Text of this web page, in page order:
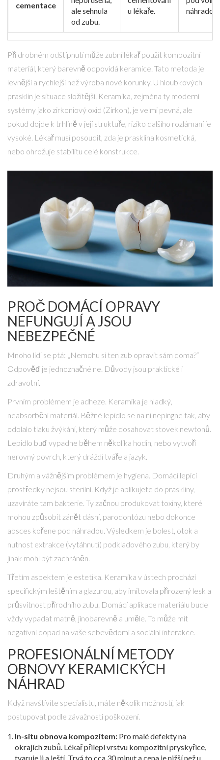
cementace
ale sehnula
od zubu.
u lékaře.
náhradou.
Při drobném odštípnutí může zubní lékařpoužít kompozitní
materiál, který barevně odpovídá keramice. Tato metoda je
levnější a rychlejší než výroba nové korunky. U hloubkových
prasklin je situace složitější. Keramika, zejména ty moderní
systémy jako zirkoniový oxid (Zirkon), je velmi pevná, ale
pokud dojde k trhlině v její struktuře, riziko dalšího rozlámaní je
vysoké. Lékař musí posoudit, zda je prasklina kosmetická,
nebo ohrožuje stabilitu celé konstrukce.
PROČ DOMÁCÍ OPRAVY
NEFUNGUJÍ A JSOU
NEBEZPEČNÉ
Mnoho lidí se ptá: „Nemohu si ten zub opravit sám doma?“
Odpověď je jednoznačné ne. Důvody jsou praktické i
zdravotní.
Prvním problémem je adheze. Keramika je hladký,
neabsorbční materiál. Běžné lepidlo se na ni nepingne tak, aby
odolalo tlaku žvýkání, který může dosahovat stovek newtonů.
Lepidlo buď vypadne během několika hodin, nebo vytvoří
nerovný povrch, který dráždí tváře a jazyk.
Druhým a vážnějším problémem je hygiena. Domácí lepicí
prostředky nejsou sterilní. Když je aplikujete do praskliny,
uzavíráte tam bakterie. Ty začnou produkovat toxiny, které
mohou způsobit zánět dásní, parodontózu nebo dokonce
absces kořene pod náhradou. Výsledkem je bolest, otok a
nutnost extrakce (vytáhnutí) podkladového zubu, který by
jinak mohl být zachráněn.
Třetím aspektem je estetika. Keramika v ústech prochází
specifickým leštěním a glazurou, aby imitovala přirozený lesk a
průsvitnost přírodního zubu. Domácí aplikace materiálu bude
vždy vypadat matně, jinobarevně a uměle. To může mít
negativní dopad na vaše sebevědomí a sociální interakce.
PROFESIONÁLNÍ METODY
OBNOVY KERAMICKÝCH
NÁHRAD
Když navštívíte specialistu, máte několik možností, jak
postupovat podle závažnosti poškození.
In-situ obnova kompozitem: Pro malé defekty na
okrajích zubů. Lékař přilepí vrstvu kompozitní pryskyřice,
tvaruje ji a leští. Trvá to cca 30 minut a cena je nižší než u